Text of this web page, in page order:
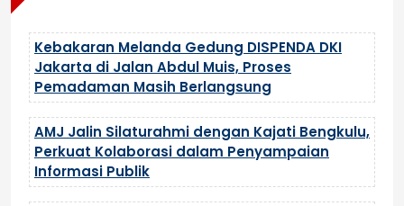
Kebakaran Melanda Gedung DISPENDA DKI
Jakarta di Jalan Abdul Muis, Proses
Pemadaman Masih Berlangsung
AMJ Jalin Silaturahmi dengan Kajati Bengkulu,
Perkuat Kolaborasi dalam Penyampaian
Informasi Publik